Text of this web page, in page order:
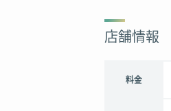
店舗情報
料金